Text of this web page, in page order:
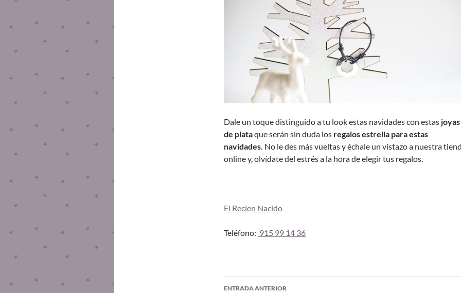
Dale un toque distinguido a tu look estas navidades con estas joyas
de plataque serán sin duda los regalos estrella para estas
navidades. No le des más vueltas y échale un vistazo a nuestra
online y, olvídate del estrés a la hora de elegir tus regalos.
El Recien Nacido
Teléfono: 915 99 14 36
ENTRADA ANTERIOR